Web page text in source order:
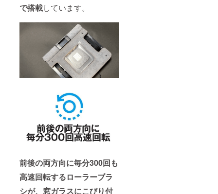
で搭載しています。
前後の両方向に毎分300回も
高速回転するローラーブラ
シが、窓ガラスにこびり付